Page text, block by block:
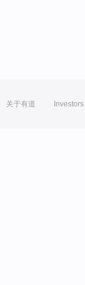
关于有道 Investors